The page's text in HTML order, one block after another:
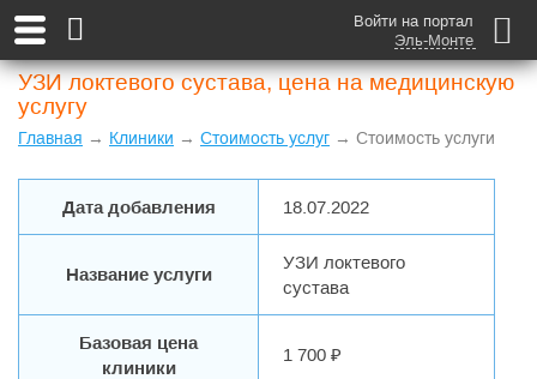
Войти на портал
Эль-Монте
УЗИ локтевого сустава, цена на медицинскую
услугу
Главная → Клиники → Стоимость услуг → Стоимость услуги
Дата добавления 18.07.2022
Название услуги
УЗИ локтевого
сустава
Базовая цена
клиники
1 700 ₽